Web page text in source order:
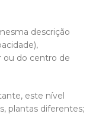
descrição
ou do centro de
este nível
plantas diferentes;